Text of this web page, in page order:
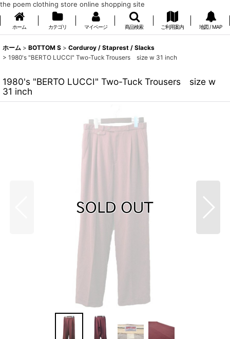
the poem clothing store online shopping site
ホーム カテゴリ マイページ 商品検索 ご利用案内 地図 / MAP
ホーム > BOTTOM S > Corduroy / Staprest / Slacks
> 1980's "BERTO LUCCI" Two-Tuck Trousers size w 31 inch
1980's "BERTO LUCCI" Two-Tuck Trousers size w
31 inch